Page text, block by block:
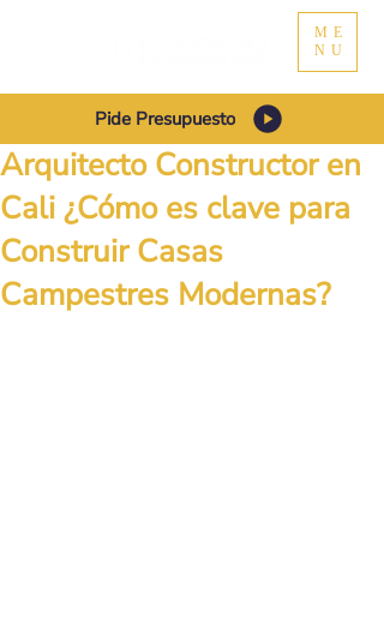
ME
NU
Pide Presupuesto
Arquitecto Constructor en
Cali ¿Cómo es clave para
Construir Casas
Campestres Modernas?